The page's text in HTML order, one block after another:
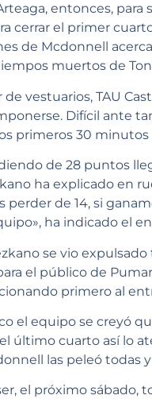
entonces, para
cerrar el primer
de Mcdonnell
muertos de
de vestuarios, TAU
Difícil ante
primeros 30 minutos
de 28 puntos
ha explicado en
perder de 14, si
ha indicado el
se vio
el público de
primero al
el equipo se creyó
último cuarto así lo
las peleó todas
el próximo sábado,